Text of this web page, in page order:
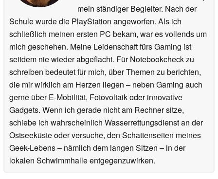
mein ständiger Begleiter. Nach der
Schule wurde die PlayStation angeworfen. Als ich
schließlich meinen ersten PC bekam, war es vollends um
mich geschehen. Meine Leidenschaft fürs Gaming ist
seitdem nie wieder abgeflacht. Für Notebookcheck zu
schreiben bedeutet für mich, über Themen zu berichten,
die mir wirklich am Herzen liegen – neben Gaming auch
gerne über E-Mobilität, Fotovoltaik oder innovative
Gadgets. Wenn ich gerade nicht am Rechner sitze,
schiebe ich wahrscheinlich Wasserrettungsdienst an der
Ostseeküste oder versuche, den Schattenseiten meines
Geek-Lebens – nämlich dem langen Sitzen – in der
lokalen Schwimmhalle entgegenzuwirken.